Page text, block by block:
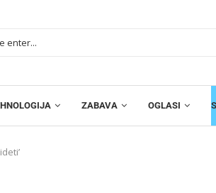
ZABAVA OGLASI